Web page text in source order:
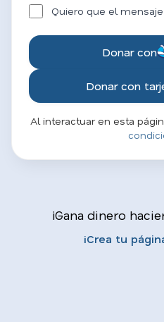
Quiero que el
Donar con
Donar con
Al interactuar en esta
¡Gana dinero
¡Crea tu